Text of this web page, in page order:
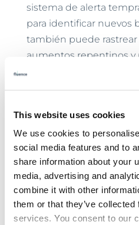
This website uses cookies
We use cookies to
social media features and to
share information about your
media, advertising and
combine it with other
them or that they’ve
services. You consent to our
sistema de alerta
para identificar nuevos
también puede
aumentos repentinos y
infecciones durante los
WBE mostraban que
disminuyendo en
grandes, mientras que
aumentando en
pequeñas. El ARN
estaba en declive en el
ciudad de Nueva York,